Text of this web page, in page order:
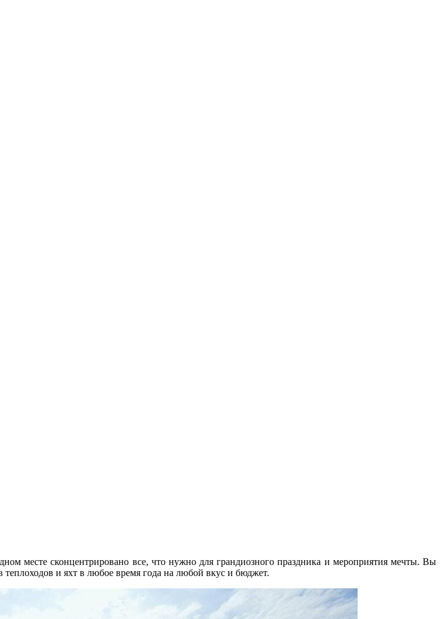
месте сконцентрировано все, что нужно для грандиозного праздника и мероприятия мечты. Вы
и яхт в любое время года на любой вкус и бюджет.